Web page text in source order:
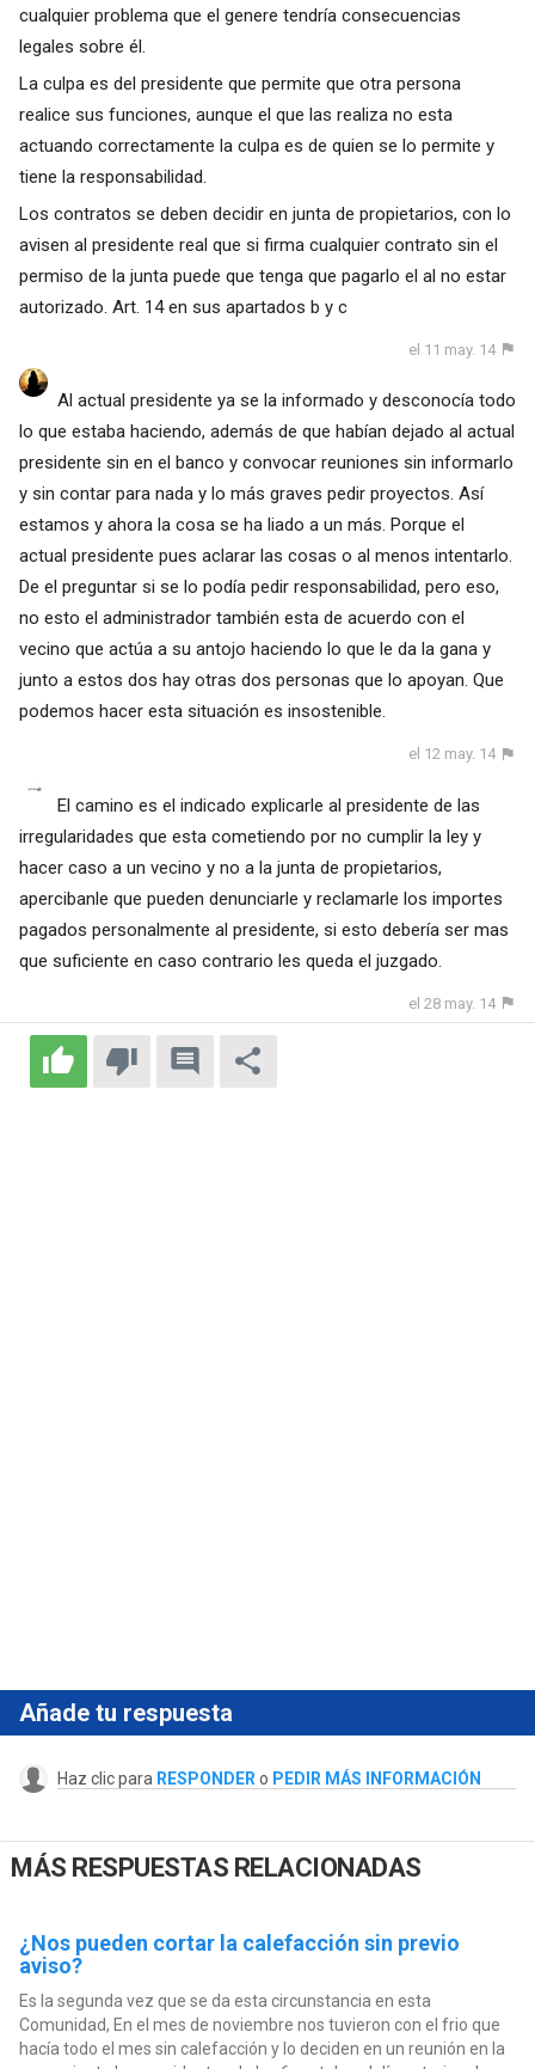
cualquier problema que el genere tendría consecuencias
legales sobre él.
La culpa es del presidente que permite que otra persona
realice sus funciones, aunque el que las realiza no esta
actuando correctamente la culpa es de quien se lo permite y
tiene la responsabilidad.
Los contratos se deben decidir en junta de propietarios, con lo
avisen al presidente real que si firma cualquier contrato sin el
permiso de la junta puede que tenga que pagarlo el al no estar
autorizado. Art. 14 en sus apartados b y c
el 11 may. 14
Al actual presidente ya se la informado y desconocía todo
lo que estaba haciendo, además de que habían dejado al actual
presidente sin en el banco y convocar reuniones sin informarlo
y sin contar para nada y lo más graves pedir proyectos. Así
estamos y ahora la cosa se ha liado a un más. Porque el
actual presidente pues aclarar las cosas o al menos intentarlo.
De el preguntar si se lo podía pedir responsabilidad, pero eso,
no esto el administrador también esta de acuerdo con el
vecino que actúa a su antojo haciendo lo que le da la gana y
junto a estos dos hay otras dos personas que lo apoyan. Que
podemos hacer esta situación es insostenible.
el 12 may. 14
El camino es el indicado explicarle al presidente de las
irregularidades que esta cometiendo por no cumplir la ley y
hacer caso a un vecino y no a la junta de propietarios,
apercibanle que pueden denunciarle y reclamarle los importes
pagados personalmente al presidente, si esto debería ser mas
que suficiente en caso contrario les queda el juzgado.
el 28 may. 14
Añade tu respuesta
Haz clic para RESPONDER o PEDIR MÁS INFORMACIÓN
MÁS RESPUESTAS RELACIONADAS
¿Nos pueden cortar la calefacción sin previo
aviso?
Es la segunda vez que se da esta circunstancia en esta
Comunidad, En el mes de noviembre nos tuvieron con el frio que
hacía todo el mes sin calefacción y lo deciden en un reunión en la